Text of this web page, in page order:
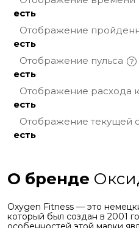
есть
Отображение
есть
Отображение пульса
есть
Отображение расхода
есть
Отображение текущей
есть
О бренде
Oxygen Fitness — это
который был создан в 2001